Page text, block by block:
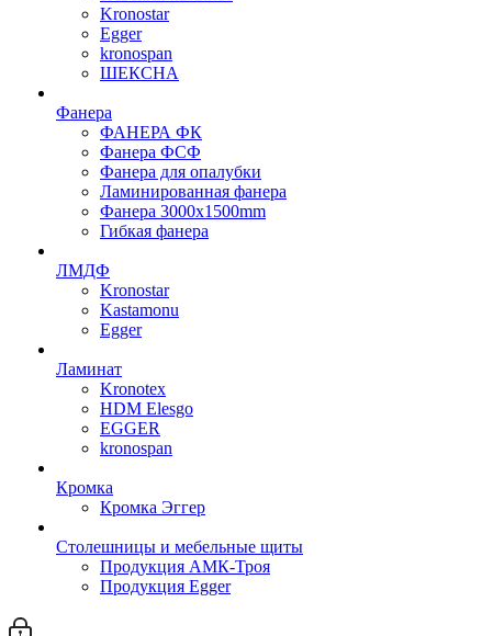
Kronostar
Egger
kronospan
ШЕКСНА
Фанера
ФАНЕРА ФК
Фанера ФСФ
Фанера для опалубки
Ламинированная фанера
Фанера 3000х1500mm
Гибкая фанера
ЛМДФ
Kronostar
Kastamonu
Egger
Ламинат
Kronotex
HDM Elesgo
EGGER
kronospan
Кромка
Кромка Эггер
Столешницы и мебельные щиты
Продукция АМК-Троя
Продукция Egger